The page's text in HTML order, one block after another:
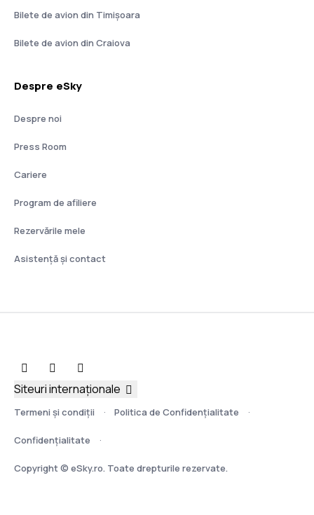
Bilete de avion din Timișoara
Bilete de avion din Craiova
Despre eSky
Despre noi
Press Room
Cariere
Program de afiliere
Rezervările mele
Asistenţă şi contact
Termeni şi condiţii Politica de Confidențialitate
Confidențialitate
Copyright © eSky.ro. Toate drepturile rezervate.
Siteuri internaționale